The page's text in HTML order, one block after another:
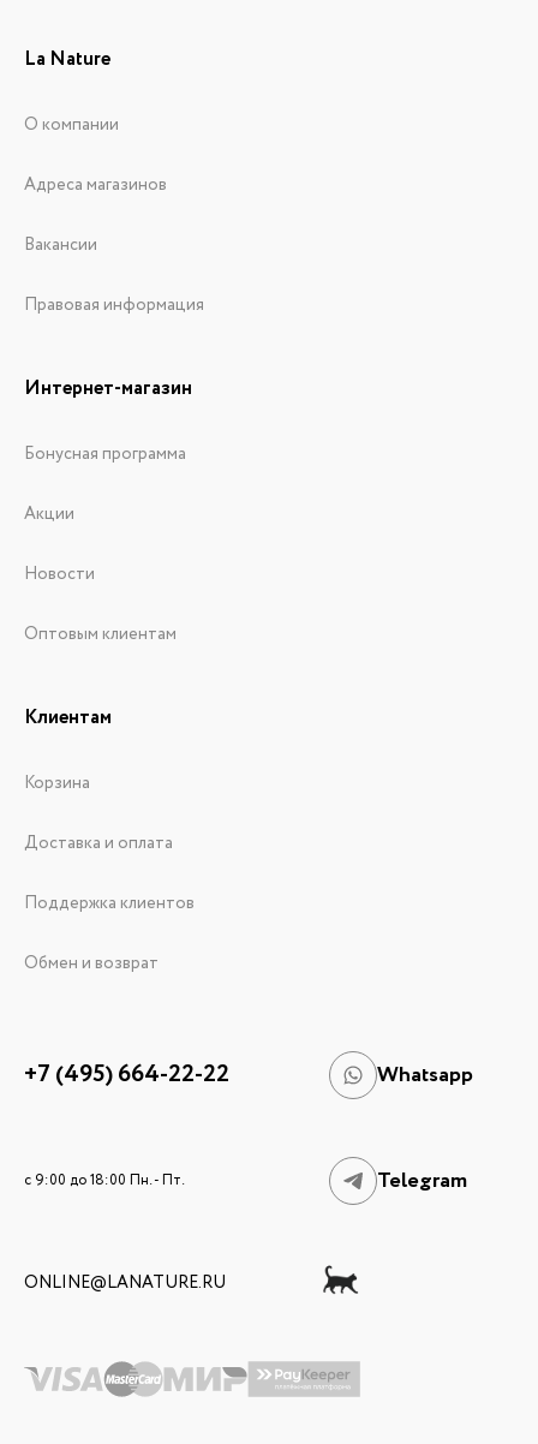
La Nature
О компании
Адреса магазинов
Вакансии
Правовая информация
Интернет-магазин
Бонусная программа
Акции
Новости
Оптовым клиентам
Клиентам
Корзина
Доставка и оплата
Поддержка клиентов
Обмен и возврат
+7 (495) 664-22-22 Whatsapp
c 9:00 до 18:00 Пн. - Пт. Telegram
ONLINE@LANATURE.RU